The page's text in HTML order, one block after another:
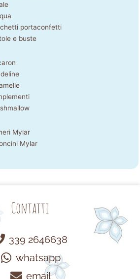
portaconfetti
e buste
Mylar
Mylar
Contatti
339 2646638
whatsapp
email